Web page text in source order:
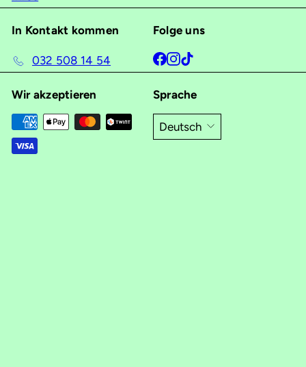
In Kontakt kommen
032 508 14 54
Folge uns
Facebook
Instagram
Wir akzeptieren Sprache
Deutsch